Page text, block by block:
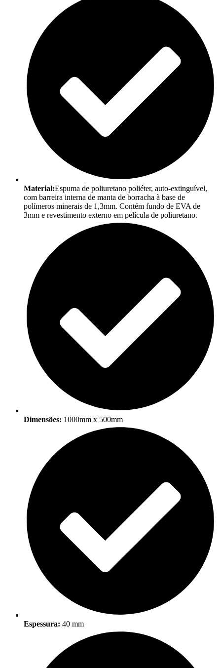
Material:Espuma de poliuretano poliéter, auto-extinguível,
com barreira interna de manta de borracha à base de
polímeros minerais de 1,3mm. Contém fundo de EVA de
3mm e revestimento externo em película de poliuretano.
Dimensões: 1000mm x 500mm
Espessura: 40 mm